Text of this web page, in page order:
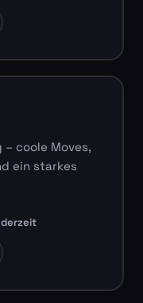
coole Moves,
ein starkes